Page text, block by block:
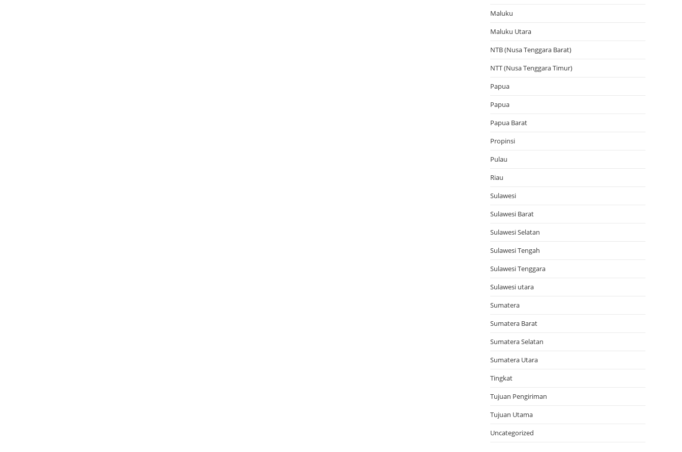
Maluku
Maluku Utara
NTB (Nusa Tenggara Barat)
NTT (Nusa Tenggara Timur)
Papua
Papua
Papua Barat
Propinsi
Pulau
Riau
Sulawesi
Sulawesi Barat
Sulawesi Selatan
Sulawesi Tengah
Sulawesi Tenggara
Sulawesi utara
Sumatera
Sumatera Barat
Sumatera Selatan
Sumatera Utara
Tingkat
Tujuan Pengiriman
Tujuan Utama
Uncategorized